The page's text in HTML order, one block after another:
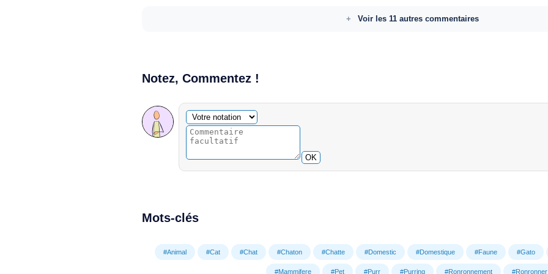
Voir les 11 autres commentaires
Notez, Commentez !
Commentaire facultatif
Votre notation
OK
Mots-clés
#Animal #Cat #Chat #Chaton #Chatte #Domestic #Domestique #Faune #Gato
#Mammifere #Pet #Purr #Purring #Ronronnement #Ronronner